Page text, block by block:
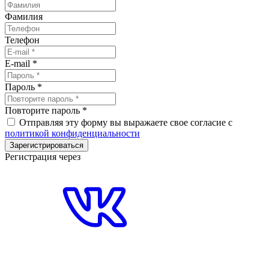
Фамилия
Телефон
E-mail *
Пароль *
Повторите пароль *
Отправляя эту форму вы выражаете свое согласие с
политикой конфиденциальности
Зарегистрироваться
Регистрация через